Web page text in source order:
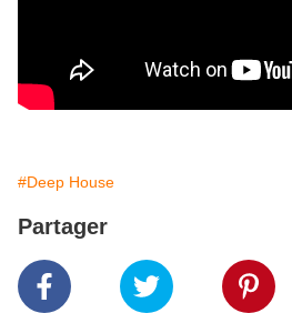
#Deep House
Partager